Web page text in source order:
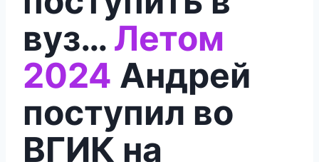
вуз… Летом
2024 Андрей
поступил во
ВГИК на